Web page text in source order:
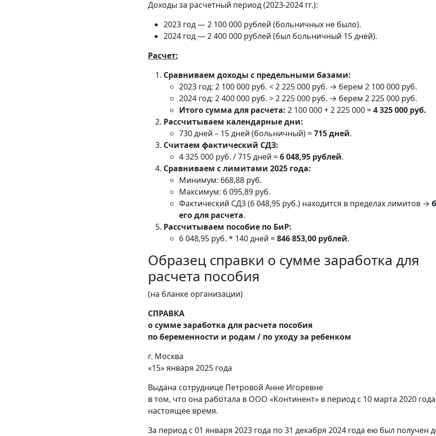
Доходы за расчетный период (2023-2024 гг.):
2023 год — 2 100 000 рублей (больничных не было).
2024 год — 2 400 000 рублей (был больничный 15 дней).
Расчет:
Сравниваем доходы с предельными базами:
2023 год: 2 100 000 руб. < 2 225 000 руб. → берем 2 100 000 руб.
2024 год: 2 400 000 руб. > 2 225 000 руб. → берем 2 225 000 руб.
Итого сумма для расчета: 2 100 000 + 2 225 000 =4 325 000 руб.
Рассчитываем календарные дни:
730 дней – 15 дней (больничный) =715 дней.
Считаем фактический СДЗ:
4 325 000 руб. / 715 дней =6 048,95 рублей.
Сравниваем с лимитами 2025 года:
Минимум: 668,88 руб.
Максимум: 6 095,89 руб.
Фактический СДЗ (6 048,95 руб.) находится в пределах лимитов →
его для расчета.
Рассчитываем пособие по БиР:
6 048,95 руб. * 140 дней =846 853,00 рублей.
Образец справки о сумме заработка для
расчета пособия
(на бланке организации)
СПРАВКА
о сумме заработка для расчета пособия
по беременности и родам / по уходу за ребенком
г. Москва
«15» января 2025 года
Выдана сотруднице Петровой Анне Игоревне
в том, что она работала в ООО «Континент» в период с 10 марта 2020
настоящее время.
За период с 01 января 2023 года по 31 декабря 2024 года ею был получен